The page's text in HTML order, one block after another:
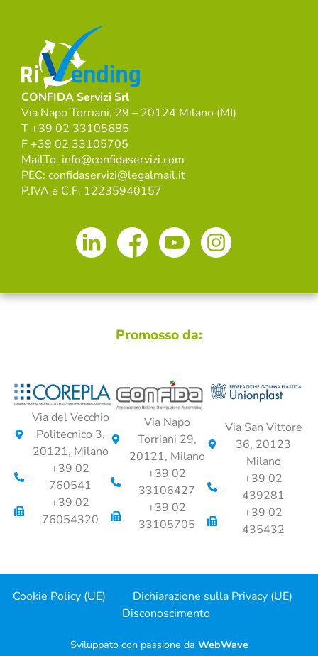
CONFIDA Servizi Srl
Via Napo Torriani, 29 – 20124 Milano (MI)
T +39 02 33105685
F +39 02 33105705
MailTo: info@confidaservizi.com
PEC: confidaservizi@legalmail.it
P.IVA e C.F. 12235940157
Promosso da:
Via del Vecchio
Politecnico 3,
20121, Milano
+39 02
760541
+39 02
76054320
Via Napo
Torriani 29,
20121, Milano
+39 02
33106427
+39 02
33105705
Via San Vittore
36, 20123
Milano
+39 02
439281
+39 02
435432
Cookie Policy (UE)
Dichiarazione sulla Privacy (UE)
Disconoscimento
Sviluppato con passione da WebWave